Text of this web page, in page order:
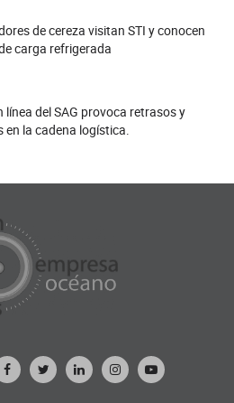
de cereza visitan STI y conocen
carga refrigerada
línea del SAG provoca retrasos y
en la cadena logística.